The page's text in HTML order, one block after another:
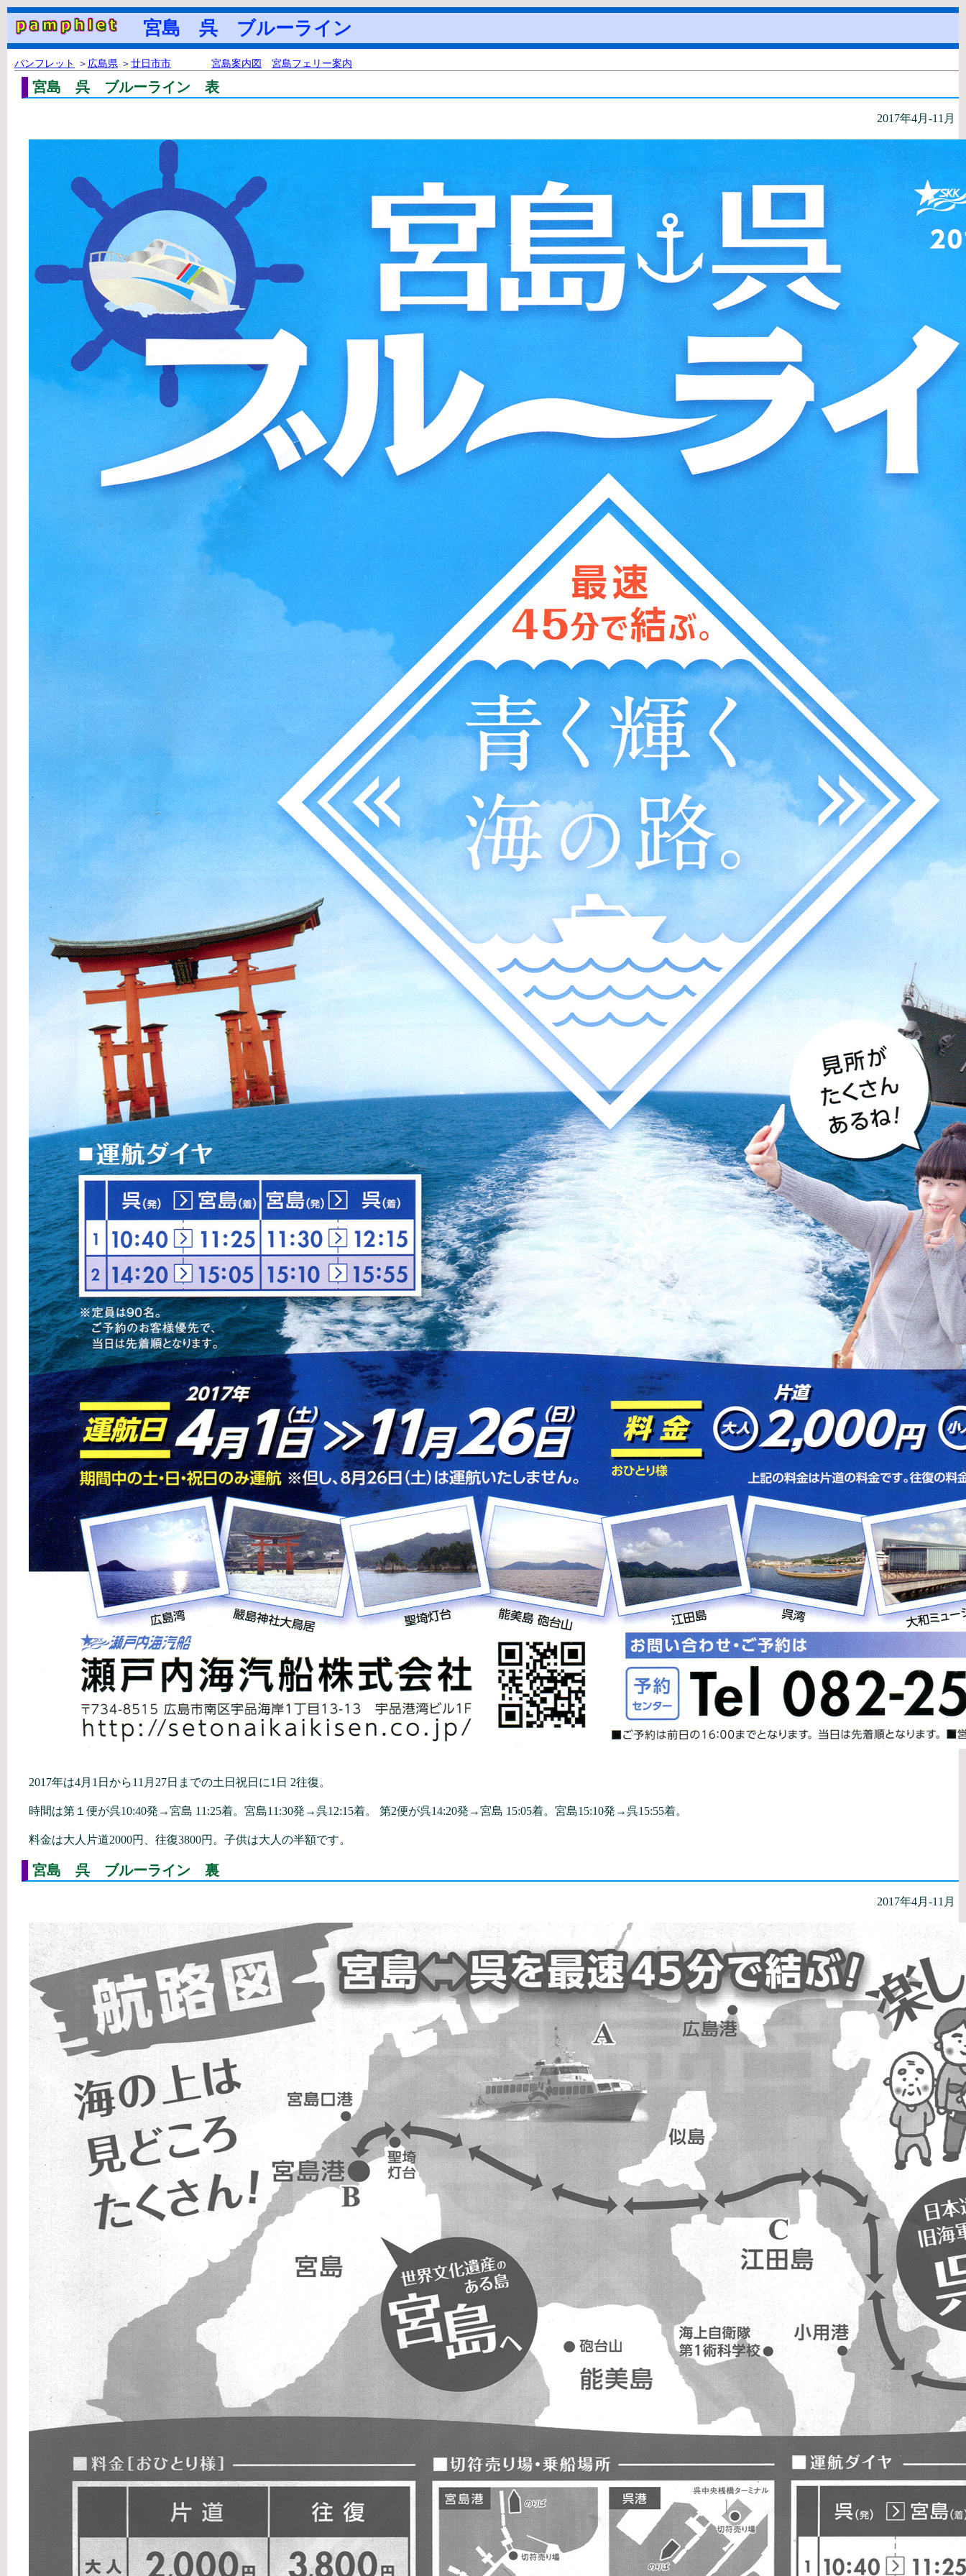
宮島 呉 ブルーライン
パンフレット ＞ 広島県 ＞ 廿日市市 宮島案内図 宮島フェリー案内
宮島 呉 ブルーライン 表
2017年4月-11月
2017年は4月1日から11月27日までの土日祝日に1日 2往復。
時間は第１便が呉10:40発→宮島 11:25着。宮島11:30発→呉12:15着。 第2便が呉14:20発→宮島 15:05着。宮島15:10発→呉15:55着。
料金は大人片道2000円、往復3800円。子供は大人の半額です。
宮島 呉 ブルーライン 裏
2017年4月-11月